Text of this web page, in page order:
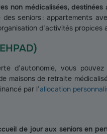
non médicalisées,
seniors : appartements
d’activités propices
d’autonomie, vous
maisons de retraite
par l’allocation
de jour aux seniors en